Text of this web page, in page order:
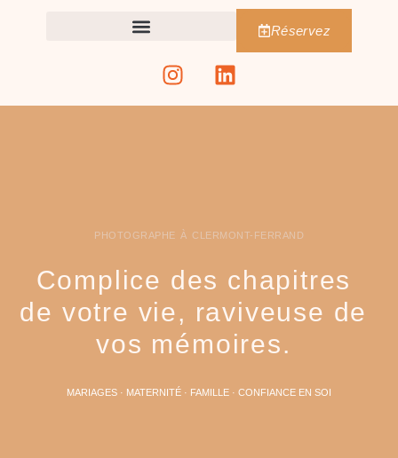
Réservez
PHOTOGRAPHE À CLERMONT-FERRAND
Complice des chapitres
de votre vie, raviveuse de
vos mémoires.
MARIAGES · MATERNITÉ · FAMILLE · CONFIANCE EN SOI